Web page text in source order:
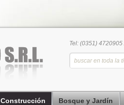
Tel: (0351)
Construcción Bosque y Jardín